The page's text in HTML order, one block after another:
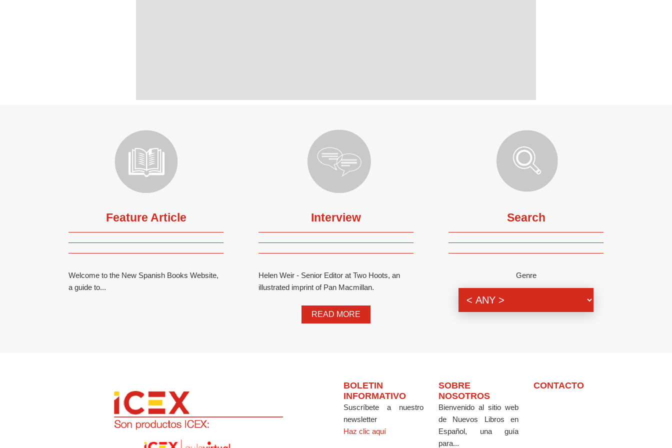
Feature Article
Welcome to the New Spanish Books Website,
a guide to...
Interview
Helen Weir - Senior Editor at Two Hoots, an
illustrated imprint of Pan Macmillan.
READ MORE
Search
Genre
BOLETIN
INFORMATIVO
Suscríbete a nuestro
newsletter
Haz clic aquí
SOBRE
NOSOTROS
Bienvenido al sitio web
de Nuevos Libros en
Español, una guía
para...
CONTACTO